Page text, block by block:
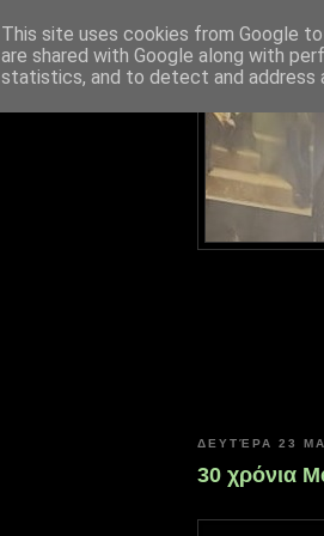
ΔΕΥΤΈΡΑ 23
30 χρόνια
This site uses cookies from Google
are shared with Google along with
statistics, and to detect and address